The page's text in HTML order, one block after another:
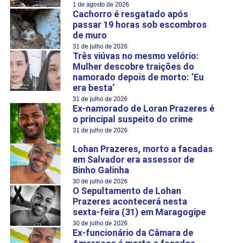
1 de agosto de 2026
Cachorro é resgatado após
passar 19 horas sob escombros
de muro
31 de julho de 2026
Três viúvas no mesmo velório:
Mulher descobre traições do
namorado depois de morto: ‘Eu
era besta’
31 de julho de 2026
Ex-namorado de Loran Prazeres é
o principal suspeito do crime
31 de julho de 2026
Lohan Prazeres, morto a facadas
em Salvador era assessor de
Binho Galinha
30 de julho de 2026
O Sepultamento de Lohan
Prazeres acontecerá nesta
sexta-feira (31) em Maragogipe
30 de julho de 2026
Ex-funcionário da Câmara de